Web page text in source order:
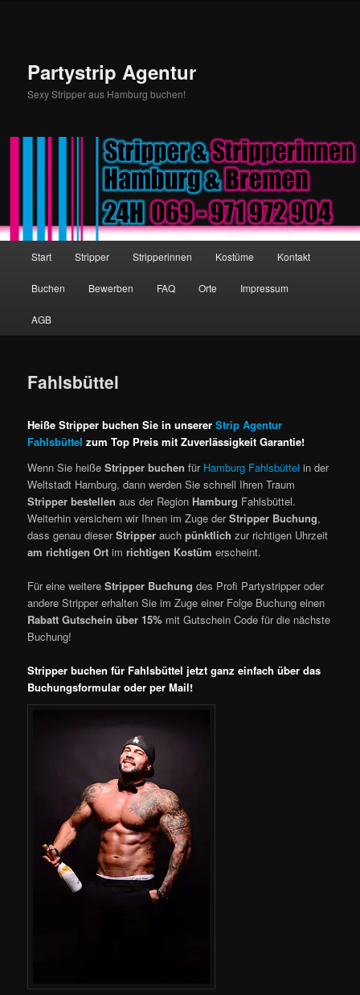
Partystrip Agentur
Sexy Stripper aus Hamburg buchen!
Zum Inhalt wechseln
Zum sekundären Inhalt wechseln
Start Stripper Stripperinnen Kostüme Kontakt
Buchen Bewerben FAQ Orte Impressum
AGB
Fahlsbüttel
Heiße Stripper buchen Sie in unsererStrip Agentur
Fahlsbüttel zum Top Preis mit Zuverlässigkeit Garantie!
Wenn Sie heißeStripper buchen für Hamburg Fahlsbüttel in der
Weltstadt Hamburg, dann werden Sie schnell Ihren Traum
Stripper bestellen aus der Region Hamburg Fahlsbüttel.
Weiterhin versichern wir Ihnen im Zuge derStripper Buchung,
dass genau dieserStripper auchpünktlich zur richtigen Uhrzeit
am richtigen Ort imrichtigen Kostüm erscheint.
Für eine weitereStripper Buchung des Profi Partystripper oder
andere Stripper erhalten Sie im Zuge einer Folge Buchung einen
Rabatt Gutschein über 15% mit Gutschein Code für die nächste
Buchung!
Stripper buchen für Fahlsbüttel jetzt ganz einfach über das
Buchungsformular oder per Mail!